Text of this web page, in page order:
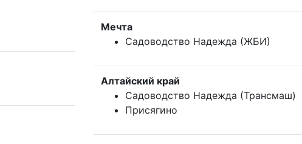
Мечта
Садоводство Надежда (ЖБИ)
Алтайский край
Садоводство Надежда (Трансмаш)
Присягино